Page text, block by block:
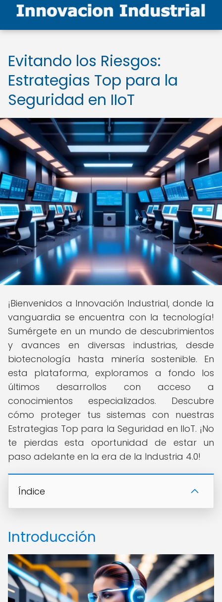
Evitando los Riesgos:
Estrategias Top para la
Seguridad en IIoT
¡Bienvenidos a Innovación Industrial, donde la
vanguardia se encuentra con la tecnología!
Sumérgete en un mundo de descubrimientos
y avances en diversas industrias, desde
biotecnología hasta minería sostenible. En
esta plataforma, exploramos a fondo los
últimos desarrollos con acceso a
conocimientos especializados. Descubre
cómo proteger tus sistemas con nuestras
Estrategias Top para la Seguridad en IIoT. ¡No
te pierdas esta oportunidad de estar un
paso adelante en la era de la Industria 4.0!
Índice
Introducción